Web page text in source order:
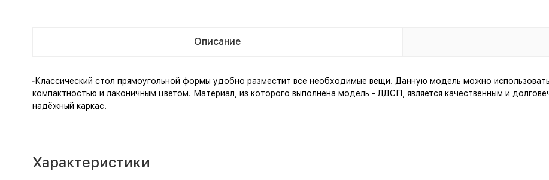
Описание
Классический стол прямоугольной формы удобно разместит все необходимые вещи. Данную модель можно
компактностью и лаконичным цветом. Материал, из которого выполнена модель - ЛДСП, является качественным и
надёжный каркас.
Характеристики